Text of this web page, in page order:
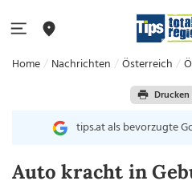
Home Nachrichten Österreich
Drucken
tips.at als bevorzugte
Auto kracht in